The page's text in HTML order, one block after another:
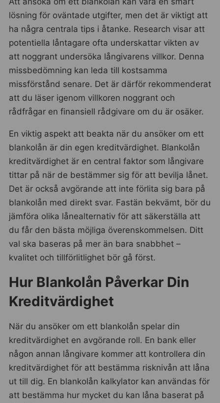
lösning för oväntade utgifter, men det är viktigt att
ha några centrala tips i åtanke. Research visar att
potentiella låntagare ofta underskattar vikten av
att noggrant undersöka långivarens villkor. Denna
missbedömning kan leda till kostsamma
missförstånd senare. Det är därför rekommenderat
att du läser igenom villkoren noggrant och
rådfrågar en finansiell rådgivare om du är osäker.
En viktig aspekt att beakta när du ansöker om ett
blankolån är din egen kreditvärdighet. Blankolån
kreditvärdighet är en central faktor som långivare
tittar på när de bestämmer sig för att bevilja lånet.
Det är också avgörande att inte förlita sig bara på
blankolån med direkt svar. Fastän bekvämt, bör du
jämföra olika lånealternativ för att säkerställa att
du får den bästa möjliga överenskommelsen. Ditt
val ska baseras på mer än bara snabbhet –
kvalitet och tillförlitlighet bör gå först.
Hur Blankolån Påverkar Din
Kreditvärdighet
När du ansöker om ett blankolån spelar din
kreditvärdighet en avgörande roll. En bank eller
någon annan långivare kommer att kontrollera din
kreditvärdighet för att bestämma risknivån att låna
ut till dig. En blankolån kalkylator kan användas för
att bestämma hur mycket du kan låna baserat på